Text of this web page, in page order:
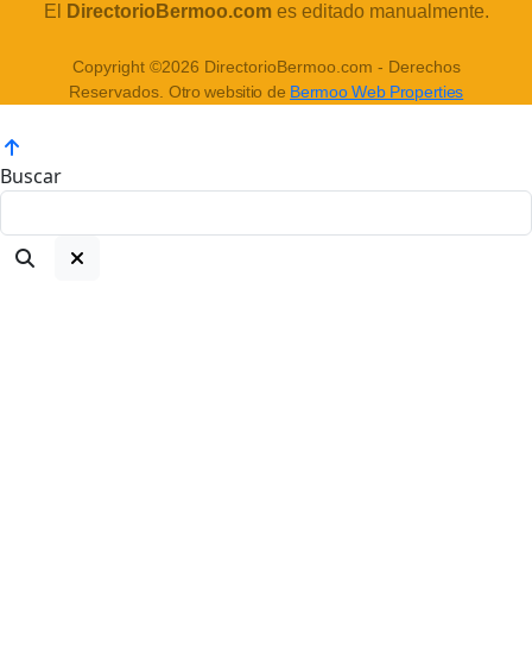
El
DirectorioBermoo.comes editado manualmente.
Copyright ©2026 DirectorioBermoo.com - Derechos
Reservados. Otro websitio de Bermoo Web Properties
Buscar